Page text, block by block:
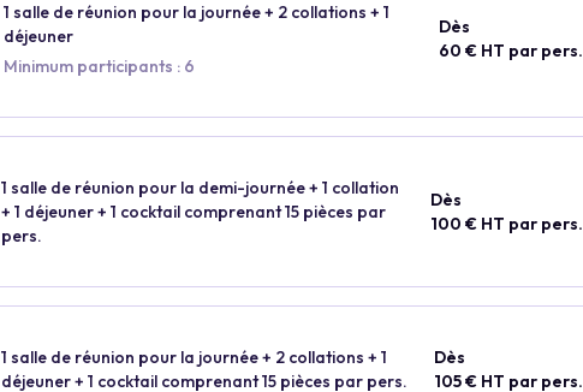
1 salle de réunion pour la journée + 2 collations + 1
déjeuner
Minimum participants : 6
Dès
60 € HT par pers.
1 salle de réunion pour la demi-journée + 1 collation
+ 1 déjeuner + 1 cocktail comprenant 15 pièces par
pers.
Dès
100 € HT par pers.
1 salle de réunion pour la journée + 2 collations + 1
déjeuner + 1 cocktail comprenant 15 pièces par pers.
Dès
105 € HT par pers.